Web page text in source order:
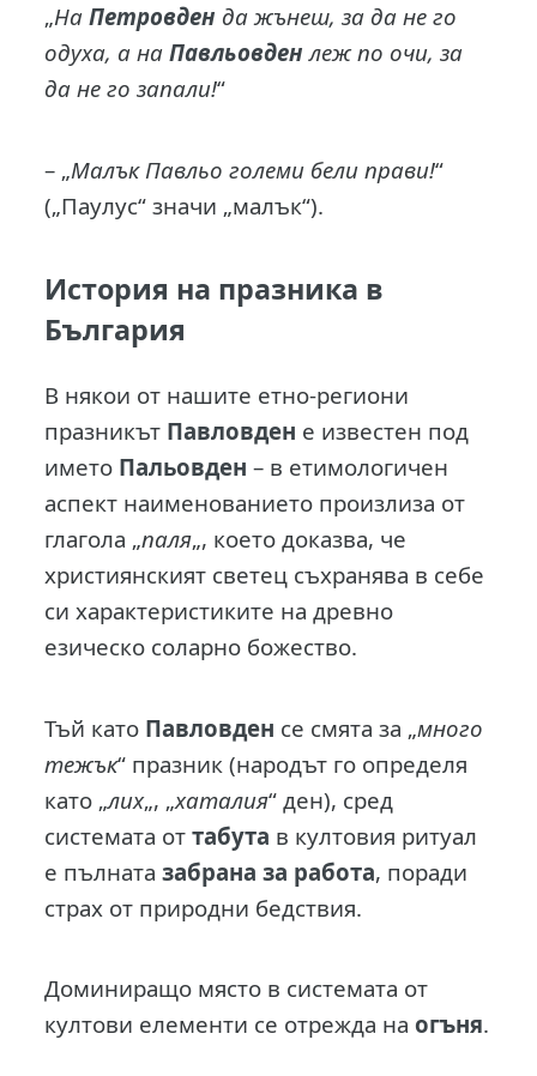
„НаПетровден да жънеш, за да не го
одуха, а наПавльовден леж по очи, за
да не го запали!“
– „Малък Павльо големи бели прави!“
(„Паулус“ значи „малък“).
История на празника в
България
В някои от нашите етно-региони
празникът Павловден е известен под
името Пальовден – в етимологичен
аспект наименованието произлиза от
глагола „паля„, което доказва, че
християнският светец съхранява в себе
си характеристиките на древно
езическо соларно божество.
Тъй като Павловден се смята за „много
тежък“ празник (народът го определя
като „лих„, „хаталия“ ден), сред
системата оттабута в култовия ритуал
е пълната забрана за работа, поради
страх от природни бедствия.
Доминиращо място в системата от
култови елементи се отрежда наогъня.